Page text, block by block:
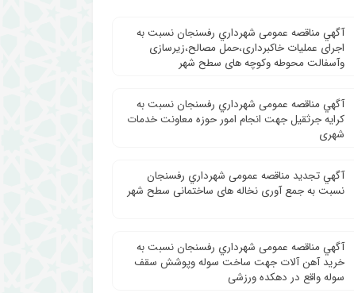
آگهي مناقصه عمومی شهرداري رفسنجان نسبت به
اجرای عملیات خاکبرداری،حمل مصالح،زیرسازی
وآسفالت محوطه وکوچه های سطح شهر
آگهي مناقصه عمومی شهرداري رفسنجان نسبت به
کرایه جرثقیل جهت انجام امور حوزه معاونت خدمات
شهری
آگهي تجدید مناقصه عمومی شهرداري رفسنجان
نسبت به جمع آوری نخاله های ساختمانی سطح شهر
آگهي مناقصه عمومی شهرداري رفسنجان نسبت به
خرید آهن آلات جهت ساخت سوله وپوشش سقف
سوله واقع در دهکده ورزشی